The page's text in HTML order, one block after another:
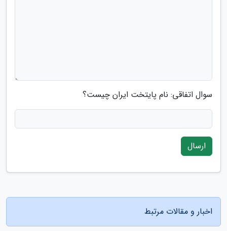
سوال اتفاقی: نام پایتخت ایران چیست؟
ارسال
اخبار و مقالات مرتبط